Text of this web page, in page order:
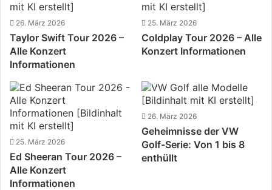
26. März 2026
Taylor Swift Tour 2026 –
Alle Konzert
Informationen
25. März 2026
Coldplay Tour 2026 – Alle
Konzert Informationen
25. März 2026
Ed Sheeran Tour 2026 –
Alle Konzert
Informationen
26. März 2026
Geheimnisse der VW
Golf-Serie: Von 1 bis 8
enthüllt